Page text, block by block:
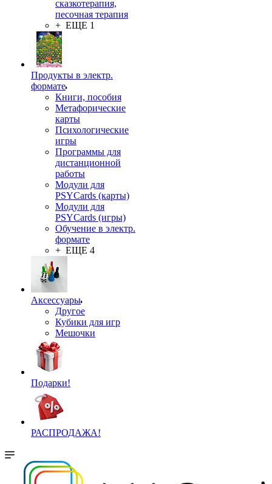
сказкотерапия,
песочная терапия
+ ЕЩЕ 1
Продукты в электр.
формате
Книги, пособия
Метафорические
карты
Психологические
игры
Программы для
дистанционной
работы
Модули для
PSYCards (карты)
Модули для
PSYCards (игры)
Обучение в электр.
формате
+ ЕЩЕ 4
Аксессуары
Другое
Кубики для игр
Мешочки
Подарки!
РАСПРОДАЖА!